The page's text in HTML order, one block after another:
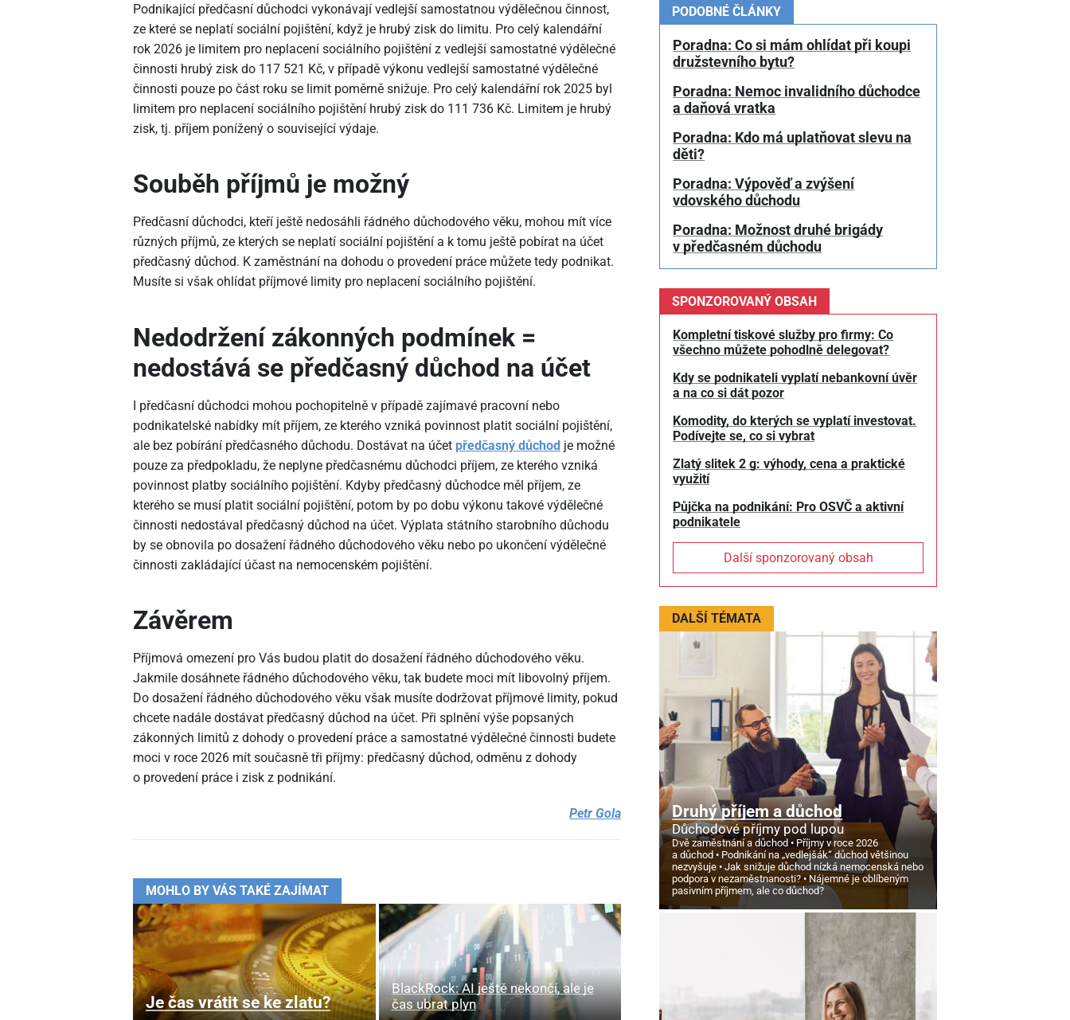
Podnikající předčasní důchodci vykonávají vedlejší samostatnou výdělečnou činnost,
ze které se neplatí sociální pojištění, když je hrubý zisk do limitu. Pro celý kalendářní
rok 2026 je limitem pro neplacení sociálního pojištění z vedlejší samostatné výdělečné
činnosti hrubý zisk do 117 521 Kč, v případě výkonu vedlejší samostatné výdělečné
činnosti pouze po část roku se limit poměrně snižuje. Pro celý kalendářní rok 2025 byl
limitem pro neplacení sociálního pojištění hrubý zisk do 111 736 Kč. Limitem je hrubý
zisk, tj. příjem ponížený o související výdaje.
Souběh příjmů je možný
Předčasní důchodci, kteří ještě nedosáhli řádného důchodového věku, mohou mít více
různých příjmů, ze kterých se neplatí sociální pojištění a k tomu ještě pobírat na účet
předčasný důchod. K zaměstnání na dohodu o provedení práce můžete tedy podnikat.
Musíte si však ohlídat příjmové limity pro neplacení sociálního pojištění.
Nedodržení zákonných podmínek =
nedostává se předčasný důchod na účet
I předčasní důchodci mohou pochopitelně v případě zajímavé pracovní nebo
podnikatelské nabídky mít příjem, ze kterého vzniká povinnost platit sociální pojištění,
ale bez pobírání předčasného důchodu. Dostávat na účet předčasný důchod je možné
pouze za předpokladu, že neplyne předčasnému důchodci příjem, ze kterého vzniká
povinnost platby sociálního pojištění. Kdyby předčasný důchodce měl příjem, ze
kterého se musí platit sociální pojištění, potom by po dobu výkonu takové výdělečné
činnosti nedostával předčasný důchod na účet. Výplata státního starobního důchodu
by se obnovila po dosažení řádného důchodového věku nebo po ukončení výdělečné
činnosti zakládající účast na nemocenském pojištění.
Závěrem
Příjmová omezení pro Vás budou platit do dosažení řádného důchodového věku.
Jakmile dosáhnete řádného důchodového věku, tak budete moci mít libovolný příjem.
Do dosažení řádného důchodového věku však musíte dodržovat příjmové limity, pokud
chcete nadále dostávat předčasný důchod na účet. Při splnění výše popsaných
zákonných limitů z dohody o provedení práce a samostatné výdělečné činnosti budete
moci v roce 2026 mít současně tři příjmy: předčasný důchod, odměnu z dohody
o provedení práce i zisk z podnikání.
Petr Gola
MOHLO BY VÁS TAKÉ ZAJÍMAT
Je čas vrátit se ke zlatu?
BlackRock: AI ještě nekončí, ale je
čas ubrat plyn
PODOBNÉ ČLÁNKY
Poradna: Co si mám ohlídat při koupi
družstevního bytu?
Poradna: Nemoc invalidního důchodce
a daňová vratka
Poradna: Kdo má uplatňovat slevu na
děti?
Poradna: Výpověď a zvýšení
vdovského důchodu
Poradna: Možnost druhé brigády
v předčasném důchodu
SPONZOROVANÝ OBSAH
Kompletní tiskové služby pro firmy: Co
všechno můžete pohodlně delegovat?
Kdy se podnikateli vyplatí nebankovní úvěr
a na co si dát pozor
Komodity, do kterých se vyplatí investovat.
Podívejte se, co si vybrat
Zlatý slitek 2 g: výhody, cena a praktické
využití
Půjčka na podnikání: Pro OSVČ a aktivní
podnikatele
Další sponzorovaný obsah
DALŠÍ TÉMATA
Druhý příjem a důchod
Důchodové příjmy pod lupou
Dvě zaměstnání a důchod
Příjmy v roce 2026
a důchod
Podnikání na „vedlejšák“ důchod většinou
nezvyšuje
Jak snižuje důchod nízká nemocenská nebo
podpora v nezaměstnanosti?
Nájemné je oblíbeným
pasivním příjmem, ale co důchod?